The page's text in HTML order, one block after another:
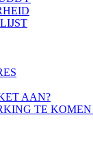
AAN?
TE